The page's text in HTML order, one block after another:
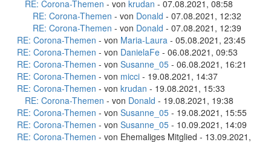
RE: Corona-Themen - von krudan - 07.08.2021, 08:58
RE: Corona-Themen - von Donald - 07.08.2021, 12:32
RE: Corona-Themen - von Donald - 07.08.2021, 12:39
RE: Corona-Themen - von Maria-Laura - 05.08.2021, 23:45
RE: Corona-Themen - von DanielaFe - 06.08.2021, 09:53
RE: Corona-Themen - von Susanne_05 - 06.08.2021, 16:21
RE: Corona-Themen - von micci - 19.08.2021, 14:37
RE: Corona-Themen - von krudan - 19.08.2021, 15:33
RE: Corona-Themen - von Donald - 19.08.2021, 19:38
RE: Corona-Themen - von Susanne_05 - 19.08.2021, 15:55
RE: Corona-Themen - von Susanne_05 - 10.09.2021, 14:09
RE: Corona-Themen - von Ehemaliges Mitglied - 13.09.2021,